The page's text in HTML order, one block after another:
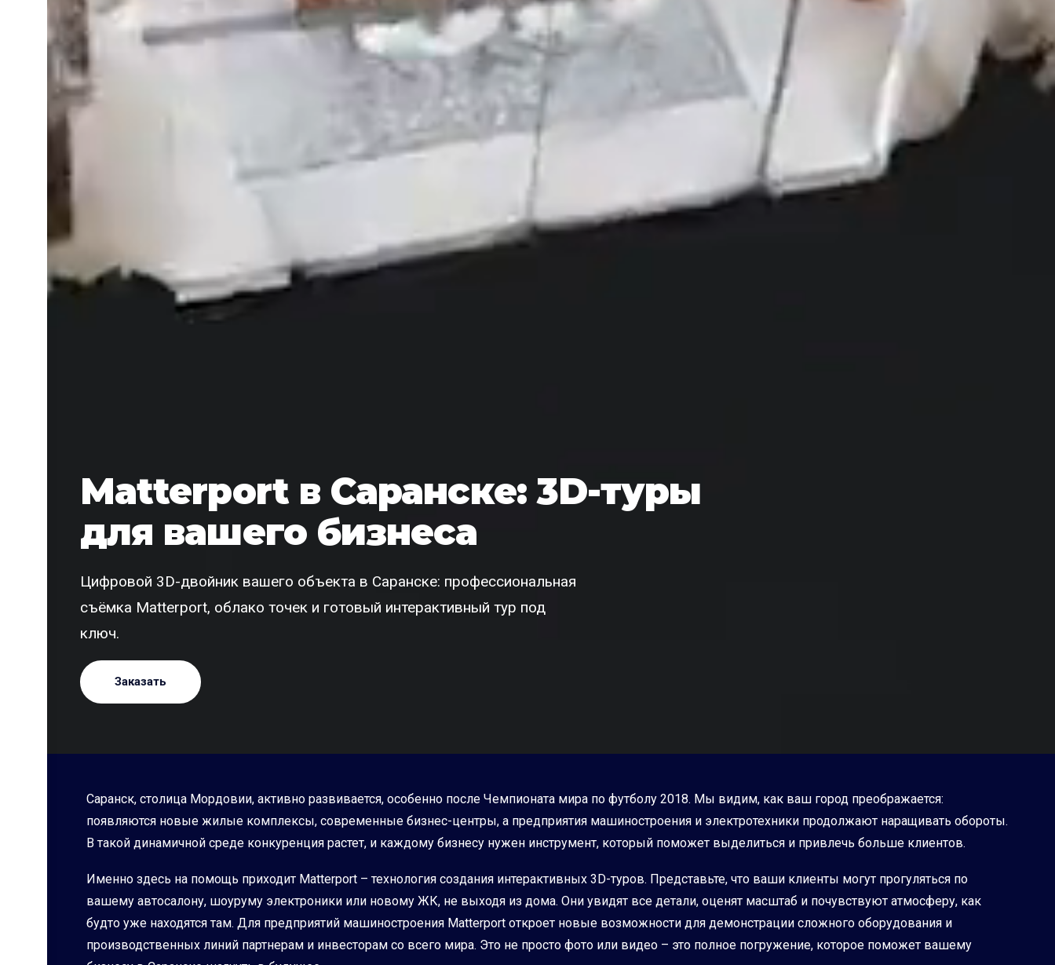
Matterport в Саранске: 3D-туры
для вашего бизнеса
Цифровой 3D-двойник вашего объекта в Саранске: профессиональная
съёмка Matterport, облако точек и готовый интерактивный тур под
ключ.
Заказать
Саранск, столица Мордовии, активно развивается, особенно после Чемпионата мира по футболу 2018. Мы видим, как ваш город преображается:
появляются новые жилые комплексы, современные бизнес-центры, а предприятия машиностроения и электротехники продолжают наращивать обороты.
В такой динамичной среде конкуренция растет, и каждому бизнесу нужен инструмент, который поможет выделиться и привлечь больше клиентов.
Именно здесь на помощь приходит Matterport – технология создания интерактивных 3D-туров. Представьте, что ваши клиенты могут прогуляться по
вашему автосалону, шоуруму электроники или новому ЖК, не выходя из дома. Они увидят все детали, оценят масштаб и почувствуют атмосферу, как
будто уже находятся там. Для предприятий машиностроения Matterport откроет новые возможности для демонстрации сложного оборудования и
производственных линий партнерам и инвесторам со всего мира. Это не просто фото или видео – это полное погружение, которое поможет вашему